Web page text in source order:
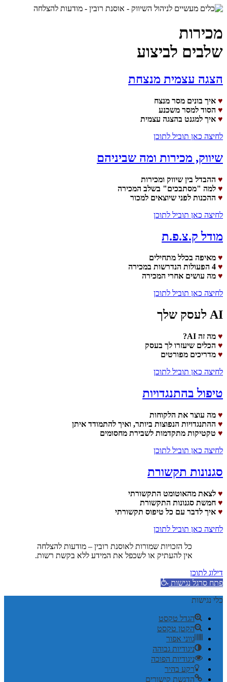
מכירות
שלבים לביצוע
הצגה עצמית מנצחת
♥ איך בונים מסר מנצח
♥ הסוד למסר משכנע
♥ איך למגנט בהצגה עצמית
לחיצה כאן תוביל לתוכן
שיווק, מכירות ומה שביניהם
♥ ההבדל בין שיווק ומכירות
♥ למה "מסתבכים" בשלב המכירה
♥ ההכנות לפני שיוצאים למכור
לחיצה כאן תוביל לתוכן
מודל ק.צ.פ.ת
♥ מאיפה בכלל מתחילים
♥
♥ מה עושים אחרי המכירה
לחיצה כאן תוביל לתוכן
AI לעסק שלך
♥ מה זה AI?
♥ הכלים שיעזרו לך בעסק
♥ מדריכים מפורטים
לחיצה כאן תוביל לתוכן
טיפול בהתנגדויות
♥ מה עוצר את הלקוחות
♥ ההתנגדויות הנפוצות ביותר, ואיך להתמודד איתן
♥ טקטיקות מתקדמות לשבירת מחסומים
לחיצה כאן תוביל לתוכן
סגנונות תקשורת
♥ לצאת מהאוטומט התקשורתי
♥ חמשת סגנונות התקשורת
♥ איך לדבר עם כל טיפוס תקשורתי
לחיצה כאן תוביל לתוכן
כל הזכויות שמורות לאוסנת רובין – מודעות להצלחה
אין להעתיק או לשכפל את המידע ללא בקשת רשות.
דילוג לתוכן
פתח סרגל נגישות
כלי נגישות
הגדל טקסט
הקטן טקסט
גווני אפור
ניגודיות גבוהה
ניגודיות הפוכה
רקע בהיר
הדגשת קישורים